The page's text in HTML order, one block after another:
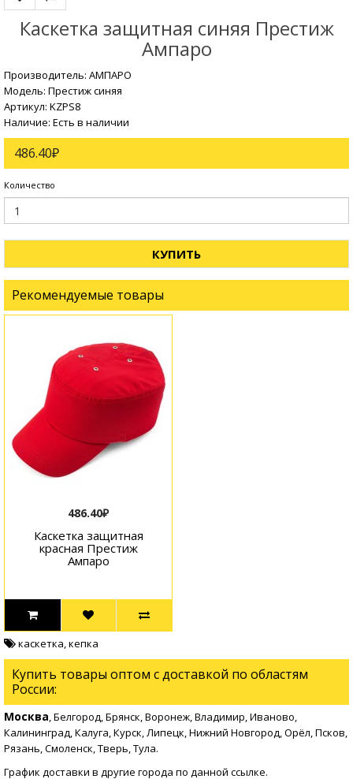
Каскетка защитная синяя Престиж
Ампаро
Производитель: АМПАРО
Модель: Престиж синяя
Артикул: KZPS8
Наличие: Есть в наличии
486.40₽
Количество
КУПИТЬ
Рекомендуемые товары
486.40₽
Каскетка защитная
красная Престиж
Ампаро
каскетка,кепка
Купить товары оптом с доставкой по областям
России:
Москва, Белгород, Брянск, Воронеж, Владимир, Иваново,
Калининград, Калуга, Курск, Липецк, Нижний Новгород, Орёл, Псков,
Рязань, Смоленск, Тверь, Тула.
График доставки в другие города по данной ссылке.